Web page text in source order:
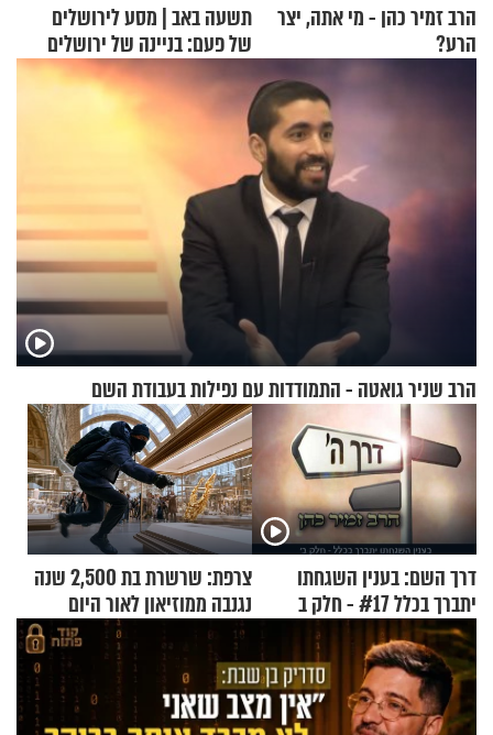
הרב זמיר כהן - מי אתה, יצר
הרע?
תשעה באב | מסע לירושלים
של פעם: בניינה של ירושלים
הרב שניר גואטה - התמודדות עם נפילות בעבודת השם
דרך השם: בענין השגחתו
יתברך בכלל #17 - חלק ב
צרפת: שרשרת בת 2,500 שנה
נגנבה ממוזיאון לאור היום